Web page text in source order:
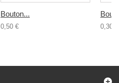
Bouton...
0,50 € 0,30 €